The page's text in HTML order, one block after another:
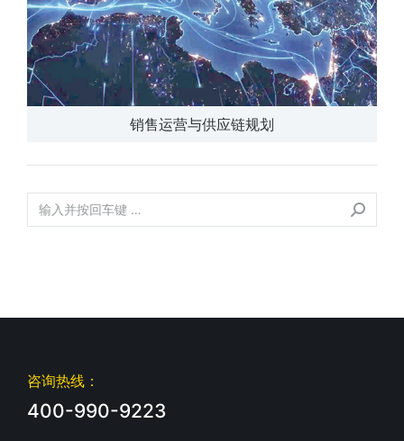
销售运营与供应链规划
咨询热线：
400-990-9223